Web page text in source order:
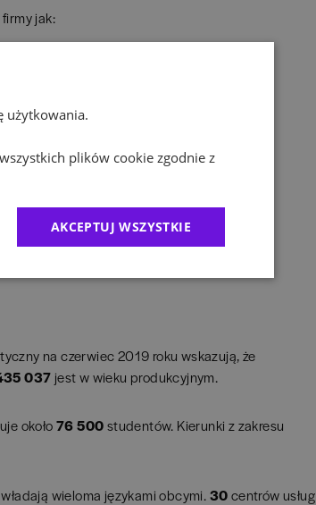
jak:
na czerwiec 2019 roku wskazują, że
037 jest w wieku produkcyjnym.
około76 500studentów. Kierunki z zakresu
wieloma językami obcymi.30centrów usług
użytkowania.
plików cookie zgodnie z
AKCEPTUJ WSZYSTKIE